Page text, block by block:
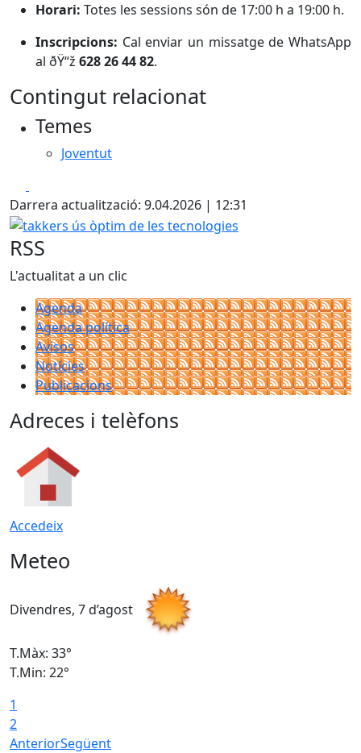
Horari: Totes les sessions són de 17:00 h a 19:00 h.
Inscripcions: Cal enviar un missatge de WhatsApp
al ðŸ“ž 628 26 44 82.
Contingut relacionat
Temes
Joventut
Darrera actualització: 9.04.2026 | 12:31
takkers ús òptim de les tecnologies
RSS
L'actualitat a un clic
Agenda
Agenda política
Avisos
Notícies
Publicacions
Adreces i telèfons
Accedeix
Meteo
Divendres, 7 d’agost
T.Màx: 33°
T.Min: 22°
1
2
AnteriorSegüent